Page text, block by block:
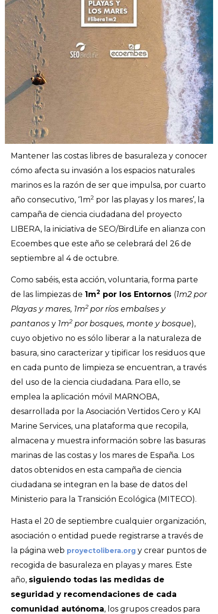
Mantener las costas libres de basuraleza y conocer
cómo afecta su invasión a los espacios naturales
marinos es la razón de ser que impulsa, por cuarto
año consecutivo, ‘1m2 por las playas y los mares’, la
campaña de ciencia ciudadana del proyecto
LIBERA, la iniciativa de SEO/BirdLife en alianza con
Ecoembes que este año se celebrará del 26 de
septiembre al 4 de octubre.
Como sabéis, esta acción, voluntaria, forma parte
de las limpiezas de 1m2 por los Entornos (1m2 por
Playas y mares, 1m2 por ríos embalses y
pantanos y 1m2 por bosques, monte y bosque),
cuyo objetivo no es sólo liberar a la naturaleza de
basura, sino caracterizar y tipificar los residuos que
en cada punto de limpieza se encuentran, a través
del uso de la ciencia ciudadana. Para ello, se
emplea la aplicación móvil MARNOBA,
desarrollada por la Asociación Vertidos Cero y KAI
Marine Services, una plataforma que recopila,
almacena y muestra información sobre las basuras
marinas de las costas y los mares de España. Los
datos obtenidos en esta campaña de ciencia
ciudadana se integran en la base de datos del
Ministerio para la Transición Ecológica (MITECO).
Hasta el 20 de septiembre cualquier organización,
asociación o entidad puede registrarse a través de
la página web proyectolibera.org y crear puntos de
recogida de basuraleza en playas y mares. Este
año, siguiendo todas las medidas de
seguridad y recomendaciones de cada
comunidad autónoma, los grupos creados para